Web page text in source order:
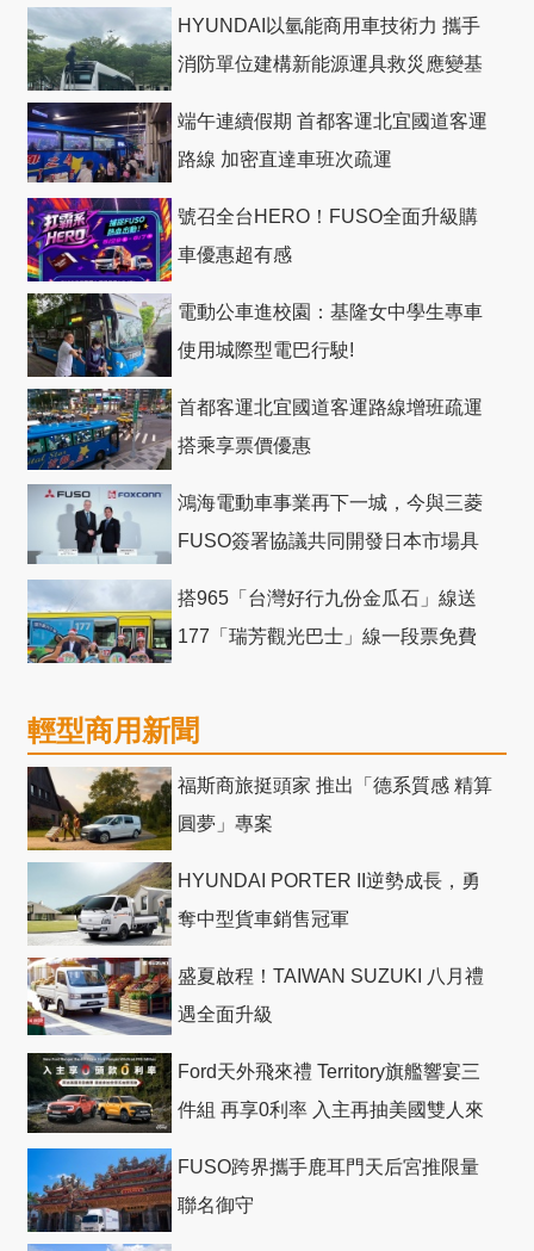
HYUNDAI以氫能商用車技術力 攜手
消防單位建構新能源運具救災應變基
端午連續假期 首都客運北宜國道客運
路線 加密直達車班次疏運
號召全台HERO！FUSO全面升級購
車優惠超有感
電動公車進校園：基隆女中學生專車
使用城際型電巴行駛!
首都客運北宜國道客運路線增班疏運
搭乘享票價優惠
鴻海電動車事業再下一城，今與三菱
FUSO簽署協議共同開發日本市場具
搭965「台灣好行九份金瓜石」線送
177「瑞芳觀光巴士」線一段票免費
輕型商用新聞
福斯商旅挺頭家 推出「德系質感 精算
圓夢」專案
HYUNDAI PORTER II逆勢成長，勇
奪中型貨車銷售冠軍
盛夏啟程！TAIWAN SUZUKI 八月禮
遇全面升級
Ford天外飛來禮 Territory旗艦響宴三
件組 再享0利率 入主再抽美國雙人來
FUSO跨界攜手鹿耳門天后宮推限量
聯名御守